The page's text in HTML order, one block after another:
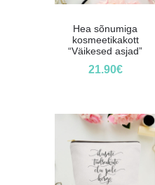
Hea sõnumiga
kosmeetikakott
“Väikesed asjad”
21.90€